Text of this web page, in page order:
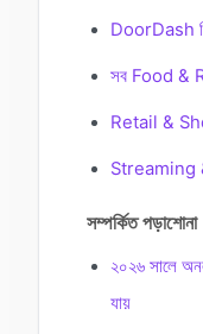
DoorDash
সব Food &
Retail &
Streaming
সম্পর্কিত পড়াশোনা
২০২৬ সালে
যায়